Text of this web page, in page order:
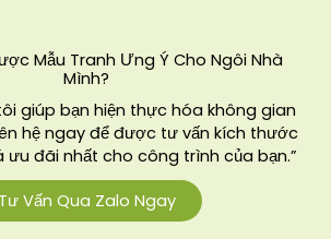
Mẫu Tranh Ưng Ý Cho Ngôi Nhà
Mình?
giúp bạn hiện thực hóa không gian
hệ ngay để được tư vấn kích thước
ưu đãi nhất cho công trình của bạn.”
Tư Vấn Qua Zalo Ngay